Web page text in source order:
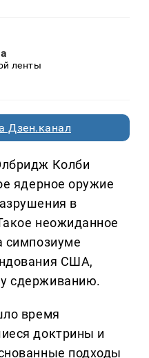
ленты
Дзен.канал
Колби
ядерное оружие
в
неожиданное
симпозиуме
США,
сдерживанию.
время
доктрины и
подходы